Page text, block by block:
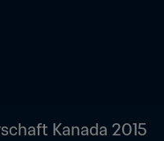
Kanada 2015